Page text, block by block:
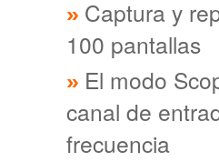
Captura y
100 pantallas
El modo
canal de
frecuencia